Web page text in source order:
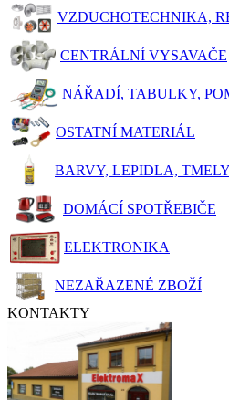
VZDUCHOTECHNIKA,
CENTRÁLNÍ VYSAVAČE
NÁŘADÍ, TABULKY,
OSTATNÍ MATERIÁL
BARVY, LEPIDLA, TMELY
DOMÁCÍ SPOTŘEBIČE
ELEKTRONIKA
NEZAŘAZENÉ ZBOŽÍ
KONTAKTY